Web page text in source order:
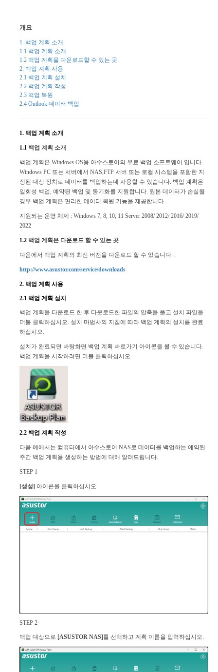
개요
1. 백업 계획 소개
1.1 백업 계획 소개
1.2 백업 계획을 다운로드할 수 있는 곳
2. 백업 계획 사용
2.1 백업 계획 설치
2.2 백업 계획 작성
2.3 백업 복원
2.4 Outlook 데이터 백업
1. 백업 계획 소개
1.1 백업 계획 소개
백업 계획은 Windows OS용 아수스토어의 무료 백업 소프트웨어 입니다.
Windows PC 또는 서버에서 NAS,FTP 서버 또는 로컬 시스템을 포함한 지
정된 대상 장치로 데이터를 백업하는데 사용할 수 있습니다. 백업 계획은
일회성 백업, 예약된 백업 및 동기화를 지원합니다. 원본 데이터가 손실될
경우 백업 계획은 편리한 데이터 복원 기능을 제공합니다.
지원되는 운영 체제 : Windows 7, 8, 10, 11 Server 2008/ 2012/ 2016/ 2019/
2022
1.2 백업 계획은 다운로드 할 수 있는 곳
다음에서 백업 계획의 최신 버전을 다운로드 할 수 있습니다. :
http://www.asustor.com/service/downloads
2. 백업 계획 사용
2.1 백업 계획 설치
백업 계획을 다운로드 한 후 다운로드한 파일의 압축을 풀고 설치 파일을
더블 클릭하십시오. 설치 마법사의 지침에 따라 백업 계획의 설치를 완료
하십시오.
설치가 완료되면 바탕화면 백업 계획 바로가기 아이콘을 볼 수 있습니다.
백업 계획을 시작하려면 더블 클릭하십시오.
2.2 백업 계획 작성
다음 예에서는 컴퓨터에서 아수스토어 NAS로 데이터를 백업하는 예약된
주간 백업 계획을 생성하는 방법에 대해 알려드립니다.
STEP 1
[생성] 아이콘을 클릭하십시오.
STEP 2
백업 대상으로 [ASUSTOR NAS]를 선택하고 계획 이름을 입력하십시오.